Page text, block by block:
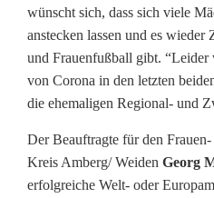
l
l
g
a
n
wünscht sich, dass sich viele
anstecken lassen und es
und Frauenfußball gibt. “Leider
von Corona in den letzten
die ehemaligen Regional- und
Der Beauftragte für den
Kreis Amberg/ Weiden Georg
erfolgreiche Welt- oder